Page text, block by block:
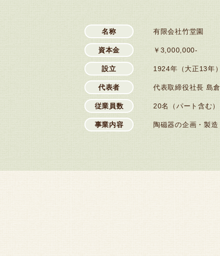
名称 有限会社竹堂園
資本金 ￥3,000,000-
設立 1924年（大正13年
代表者 代表取締役社長 島
従業員数 20名（パート含む）
事業内容 陶磁器の企画・製